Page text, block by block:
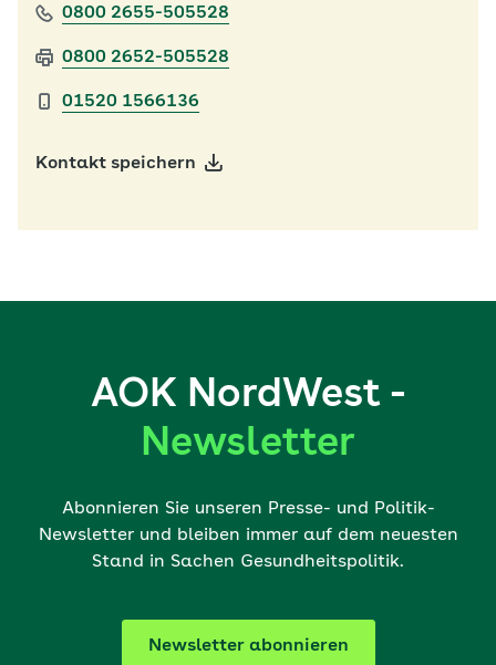
0800 2655-505528
0800 2652-505528
01520 1566136
Kontakt speichern
AOK NordWest -
Newsletter
Abonnieren Sie unseren Presse- und Politik-
Newsletter und bleiben immer auf dem neuesten
Stand in Sachen Gesundheitspolitik.
Newsletter abonnieren